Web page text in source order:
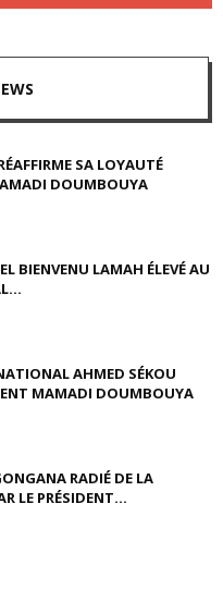
SA LOYAUTÉ
DOUMBOUYA
BIENVENU LAMAH ÉLEVÉ AU
AHMED SÉKOU
MAMADI DOUMBOUYA
RADIÉ DE LA
LE PRÉSIDENT...